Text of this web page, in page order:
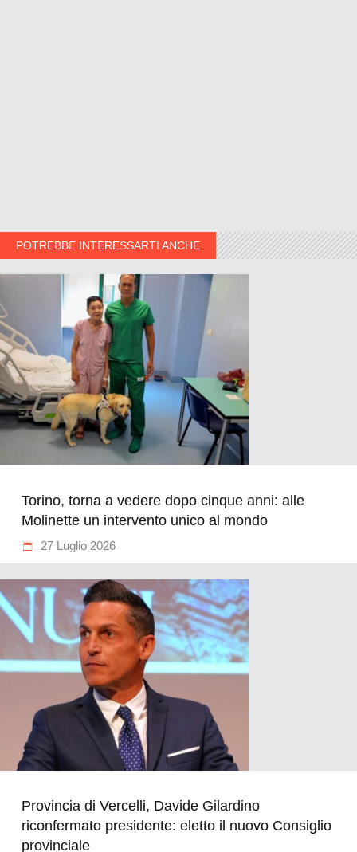
POTREBBE INTERESSARTI ANCHE
Torino, torna a vedere dopo cinque anni: alle
Molinette un intervento unico al mondo
27 Luglio 2026
Provincia di Vercelli, Davide Gilardino
riconfermato presidente: eletto il nuovo Consiglio
provinciale